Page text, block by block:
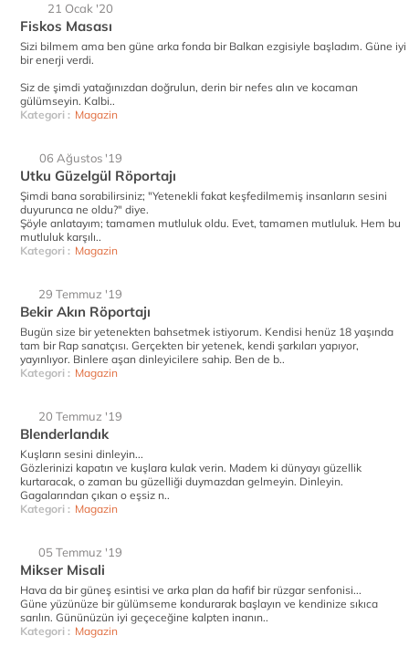
21 Ocak '20
Fiskos Masası
Sizi bilmem ama ben güne arka fonda bir Balkan ezgisiyle başladım. Güne iyi
bir enerji verdi.
Siz de şimdi yatağınızdan doğrulun, derin bir nefes alın ve kocaman
gülümseyin. Kalbi..
Kategori : Magazin
06 Ağustos '19
Utku Güzelgül Röportajı
Şimdi bana sorabilirsiniz; "Yetenekli fakat keşfedilmemiş insanların sesini
duyurunca ne oldu?" diye.
Şöyle anlatayım; tamamen mutluluk oldu. Evet, tamamen mutluluk. Hem bu
mutluluk karşılı..
Kategori : Magazin
29 Temmuz '19
Bekir Akın Röportajı
Bugün size bir yetenekten bahsetmek istiyorum. Kendisi henüz 18 yaşında
tam bir Rap sanatçısı. Gerçekten bir yetenek, kendi şarkıları yapıyor,
yayınlıyor. Binlere aşan dinleyicilere sahip. Ben de b..
Kategori : Magazin
20 Temmuz '19
Blenderlandık
Kuşların sesini dinleyin...
Gözlerinizi kapatın ve kuşlara kulak verin. Madem ki dünyayı güzellik
kurtaracak, o zaman bu güzelliği duymazdan gelmeyin. Dinleyin.
Gagalarından çıkan o eşsiz n..
Kategori : Magazin
05 Temmuz '19
Mikser Misali
Hava da bir güneş esintisi ve arka plan da hafif bir rüzgar senfonisi...
Güne yüzünüze bir gülümseme kondurarak başlayın ve kendinize sıkıca
sarılın. Gününüzün iyi geçeceğine kalpten inanın..
Kategori : Magazin